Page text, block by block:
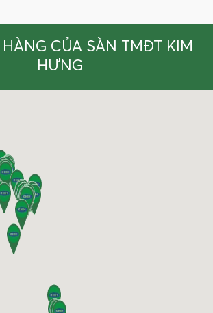
CỦA SÀN TMĐT KIM
HƯNG